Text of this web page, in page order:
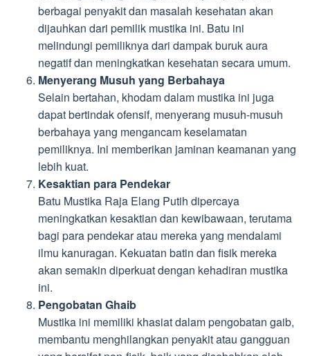
berbagai penyakit dan masalah kesehatan akan
dijauhkan dari pemilik mustika ini. Batu ini
melindungi pemiliknya dari dampak buruk aura
negatif dan meningkatkan kesehatan secara umum.
Menyerang Musuh yang Berbahaya
Selain bertahan, khodam dalam mustika ini juga
dapat bertindak ofensif, menyerang musuh-musuh
berbahaya yang mengancam keselamatan
pemiliknya. Ini memberikan jaminan keamanan yang
lebih kuat.
Kesaktian para Pendekar
Batu Mustika Raja Elang Putih dipercaya
meningkatkan kesaktian dan kewibawaan, terutama
bagi para pendekar atau mereka yang mendalami
ilmu kanuragan. Kekuatan batin dan fisik mereka
akan semakin diperkuat dengan kehadiran mustika
ini.
Pengobatan Ghaib
Mustika ini memiliki khasiat dalam pengobatan gaib,
membantu menghilangkan penyakit atau gangguan